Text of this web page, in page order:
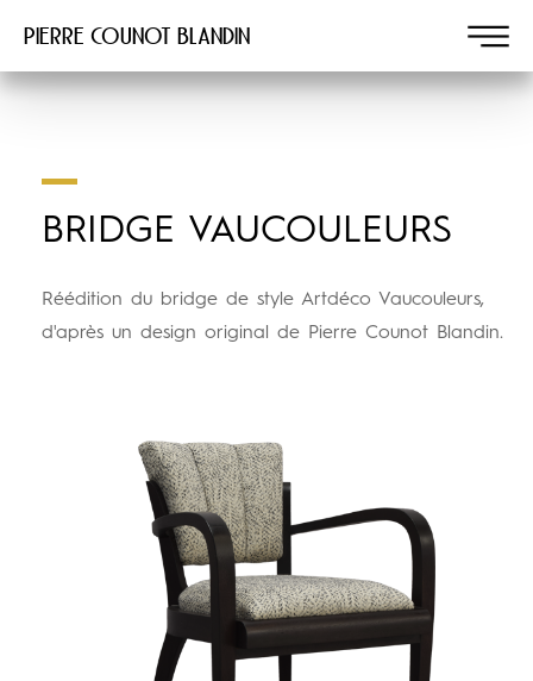
Pierre COUNOT BLANDIN
BRIDGE VAUCOULEURS
Réédition du bridge de style Artdéco Vaucouleurs,
d'après un design original de Pierre Counot Blandin.